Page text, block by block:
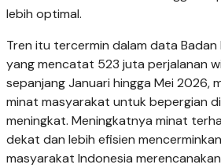
lebih optimal.
Tren itu tercermin dalam data Badan
yang mencatat 523 juta perjalanan
sepanjang Januari hingga Mei 2026,
minat masyarakat untuk bepergian
meningkat. Meningkatnya minat
dekat dan lebih efisien
masyarakat Indonesia